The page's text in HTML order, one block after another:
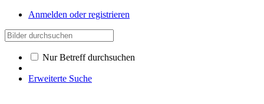
Anmelden oder registrieren
Nur Betreff durchsuchen
Erweiterte Suche